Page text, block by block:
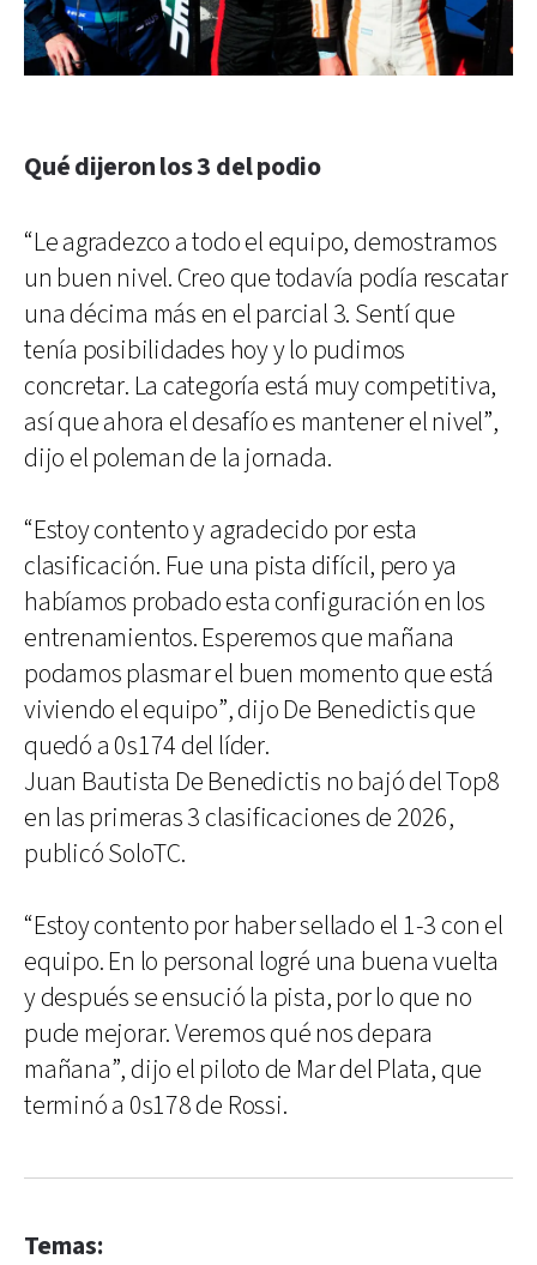
Qué dijeron los 3 del podio
“Le agradezco a todo el equipo, demostramos
un buen nivel. Creo que todavía podía rescatar
una décima más en el parcial 3. Sentí que
tenía posibilidades hoy y lo pudimos
concretar. La categoría está muy competitiva,
así que ahora el desafío es mantener el nivel”,
dijo el poleman de la jornada.
“Estoy contento y agradecido por esta
clasificación. Fue una pista difícil, pero ya
habíamos probado esta configuración en los
entrenamientos. Esperemos que mañana
podamos plasmar el buen momento que está
viviendo el equipo”, dijo De Benedictis que
quedó a 0s174 del líder.
Juan Bautista De Benedictis no bajó del Top8
en las primeras 3 clasificaciones de 2026,
publicó SoloTC.
“Estoy contento por haber sellado el 1-3 con el
equipo. En lo personal logré una buena vuelta
y después se ensució la pista, por lo que no
pude mejorar. Veremos qué nos depara
mañana”, dijo el piloto de Mar del Plata, que
terminó a 0s178 de Rossi.
Temas: